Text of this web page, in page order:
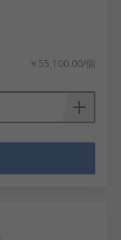
￥55,100.00/個